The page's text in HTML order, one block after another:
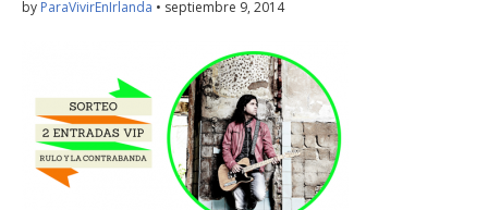
Alojamiento en
Irlanda
Blog dedicado a los que viven, estudian y trabajan en
Irlanda!
by ParaVivirEnIrlanda • septiembre 9, 2014